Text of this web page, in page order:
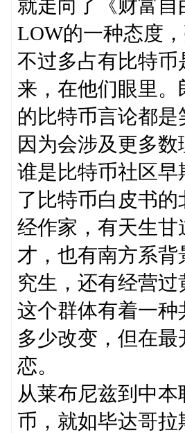
就走向了《财富
LOW的一种态度
不过多占有比特
来，在他们眼里
的比特币言论都
因为会涉及更多
谁是比特币社区
了比特币白皮书
经作家，有天生
才，也有南方系
究生，还有经营
这个群体有着一
多少改变，但在
恋。
从莱布尼兹到中
币，就如毕达哥